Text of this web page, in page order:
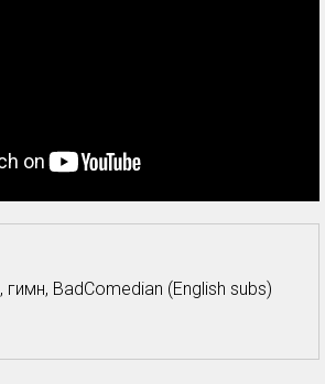
BadComedian (English subs)